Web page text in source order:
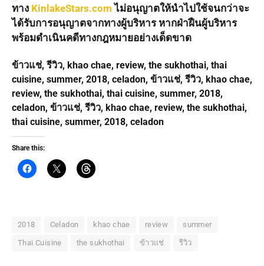
ทาง KinlakeStars.com ไม่อนุญาตให้นำไปใช้จนกว่าจะ
ได้รับการอนุญาตจากทางผู้บริหาร หากฝ่าฝืนผู้บริหาร
พร้อมดำเนินคดีทางกฎหมายอย่างเด็ดขาด
ข้าวแช่, รีวิว, khao chae, review, the sukhothai, thai
cuisine, summer, 2018, celadon, ข้าวแช่, รีวิว, khao chae,
review, the sukhothai, thai cuisine, summer, 2018,
celadon, ข้าวแช่, รีวิว, khao chae, review, the sukhothai,
thai cuisine, summer, 2018, celadon
Share this:
2018 Celadon khao chae review summer
Thai Cuisine the sukhothai ข้าวแช่ รีวิว